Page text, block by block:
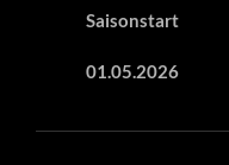
Saisonstart
01.05.2026